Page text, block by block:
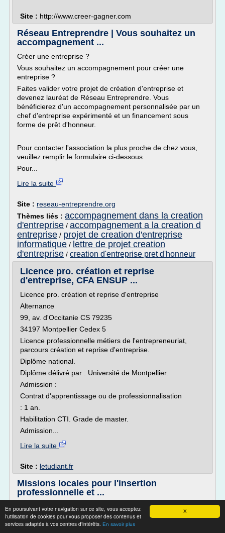
X
En poursuivant votre navigation sur ce site, vous acceptez
l'utilisation de cookies pour vous proposer des contenus et
services adaptés à vos centres d'intérêts. En savoir plus
Site : http://www.creer-gagner.com
Réseau Entreprendre | Vous souhaitez un
accompagnement ...
Créer une entreprise ?
Vous souhaitez un accompagnement pour créer une
entreprise ?
Faites valider votre projet de création d'entreprise et
devenez lauréat de Réseau Entreprendre. Vous
bénéficierez d'un accompagnement personnalisée par un
chef d'entreprise expérimenté et un financement sous
forme de prêt d'honneur.
Pour contacter l'association la plus proche de chez vous,
veuillez remplir le formulaire ci-dessous.
Pour...
Lire la suite
Site : reseau-entreprendre.org
Thèmes liés : accompagnement dans la creation
d'entreprise / accompagnement a la creation d
entreprise / projet de creation d'entreprise
informatique / lettre de projet creation
d'entreprise / creation d'entreprise pret d'honneur
Licence pro. création et reprise
d'entreprise, CFA ENSUP ...
Licence pro. création et reprise d'entreprise
Alternance
99, av. d'Occitanie CS 79235
34197 Montpellier Cedex 5
Licence professionnelle métiers de l'entrepreneuriat,
parcours création et reprise d'entreprise.
Diplôme national.
Diplôme délivré par : Université de Montpellier.
Admission :
Contrat d'apprentissage ou de professionnalisation
: 1 an.
Habilitation CTI. Grade de master.
Admission...
Lire la suite
Site : letudiant.fr
Missions locales pour l'insertion
professionnelle et ...
Les missions locales pour l'insertion professionnelle et
sociale des jeunes (couramment appelées missions locales)
sont, en France , des organismes chargés d'aider les